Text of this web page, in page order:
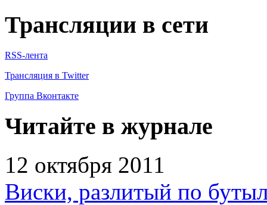
Трансляции в сети
RSS-лента
Трансляция в Twitter
Группа Вконтакте
Читайте в журнале
12 октября 2011
Виски, разлитый по